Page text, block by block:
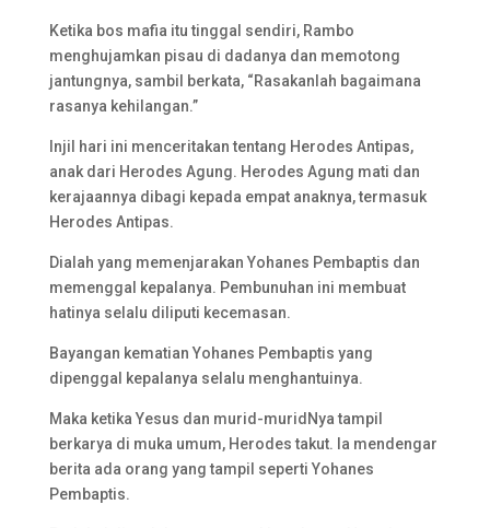
Ketika bos mafia itu tinggal sendiri, Rambo
menghujamkan pisau di dadanya dan memotong
jantungnya, sambil berkata, “Rasakanlah bagaimana
rasanya kehilangan.”
Injil hari ini menceritakan tentang Herodes Antipas,
anak dari Herodes Agung. Herodes Agung mati dan
kerajaannya dibagi kepada empat anaknya, termasuk
Herodes Antipas.
Dialah yang memenjarakan Yohanes Pembaptis dan
memenggal kepalanya. Pembunuhan ini membuat
hatinya selalu diliputi kecemasan.
Bayangan kematian Yohanes Pembaptis yang
dipenggal kepalanya selalu menghantuinya.
Maka ketika Yesus dan murid-muridNya tampil
berkarya di muka umum, Herodes takut. Ia mendengar
berita ada orang yang tampil seperti Yohanes
Pembaptis.